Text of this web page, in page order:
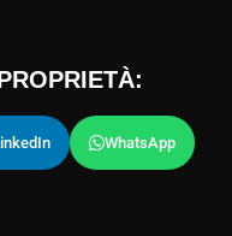
WhatsApp